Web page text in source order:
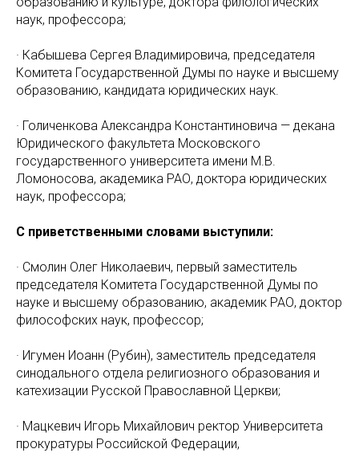
наук, профессора;
· Кабышева Сергея Владимировича, председателя
Комитета Государственной Думы по науке и высшему
образованию, кандидата юридических наук.
· Голиченкова Александра Константиновича — декана
Юридического факультета Московского
государственного университета имени М.В.
Ломоносова, академика РАО, доктора юридических
наук, профессора;
С приветственными словами выступили:
· Смолин Олег Николаевич, первый заместитель
председателя Комитета Государственной Думы по
науке и высшему образованию, академик РАО, доктор
философских наук, профессор;
· Игумен Иоанн (Рубин), заместитель председателя
синодального отдела религиозного образования и
катехизации Русской Православной Церкви;
· Мацкевич Игорь Михайлович ректор Университета
прокуратуры Российской Федерации,